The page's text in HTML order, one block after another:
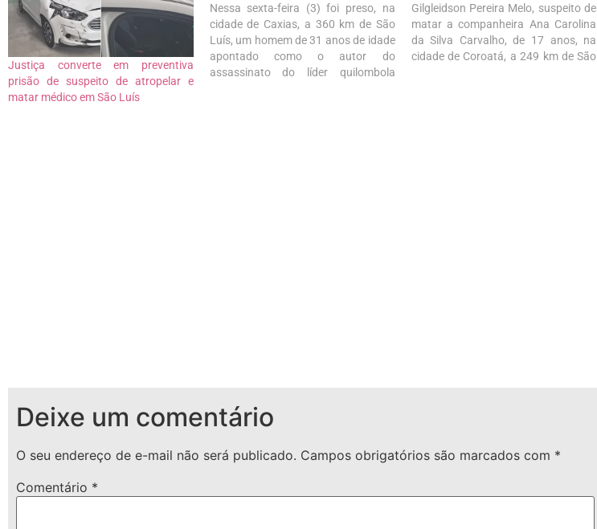
Justiça converte em preventiva
prisão de suspeito de atropelar e
matar médico em São Luís
Nessa sexta-feira (3) foi preso, na
cidade de Caxias, a 360 km de São
Luís, um homem de 31 anos de idade
apontado como o autor do
assassinato do líder quilombola
Gilgleidson Pereira Melo, suspeito de
matar a companheira Ana Carolina
da Silva Carvalho, de 17 anos, na
cidade de Coroatá, a 249 km de São
Deixe um comentário
O seu endereço de e-mail não será publicado. Campos obrigatórios são marcados com *
Comentário *